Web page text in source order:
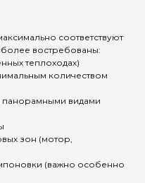
соответствуют
востребованы:
теплоходах)
количеством
видами
зон (мотор,
(важно особенно